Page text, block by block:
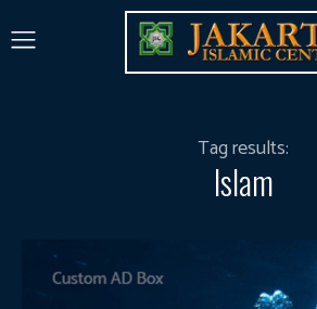
Tag results:
Islam